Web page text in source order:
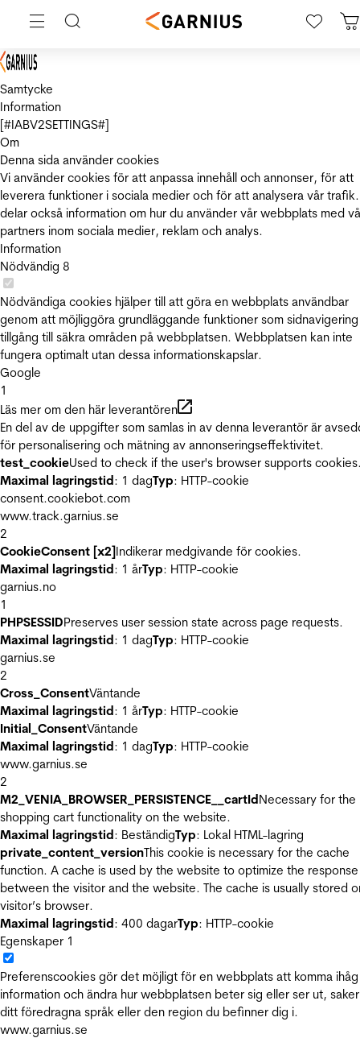
Samtycke
Information
[#IABV2SETTINGS#]
Om
Denna sida använder cookies
Vi använder cookies för att anpassa innehåll och annonser, för att
leverera funktioner i sociala medier och för att analysera vår
delar också information om hur du använder vår webbplats med
partners inom sociala medier, reklam och analys.
Information
Nödvändig 8
Nödvändiga cookies hjälper till att göra en webbplats användbar
genom att möjliggöra grundläggande funktioner som
tillgång till säkra områden på webbplatsen. Webbplatsen kan inte
fungera optimalt utan dessa informationskapslar.
Google
1
Läs mer om den här leverantören
En del av de uppgifter som samlas in av denna leverantör är
för personalisering och mätning av annonseringseffektivitet.
test_cookieUsed to check if the user's browser supports
Maximal lagringstid: 1 dagTyp: HTTP-cookie
consent.cookiebot.com
www.track.garnius.se
2
CookieConsent [x2]Indikerar medgivande för cookies.
Maximal lagringstid: 1 årTyp: HTTP-cookie
garnius.no
1
PHPSESSIDPreserves user session state across page requests.
Maximal lagringstid: 1 dagTyp: HTTP-cookie
garnius.se
2
Cross_ConsentVäntande
Maximal lagringstid: 1 årTyp: HTTP-cookie
Initial_ConsentVäntande
Maximal lagringstid: 1 dagTyp: HTTP-cookie
www.garnius.se
2
M2_VENIA_BROWSER_PERSISTENCE__cartIdNecessary for the
shopping cart functionality on the website.
Maximal lagringstid: BeständigTyp: Lokal HTML-lagring
private_content_versionThis cookie is necessary for the cache
function. A cache is used by the website to optimize the
between the visitor and the website. The cache is usually stored
visitor’s browser.
Maximal lagringstid: 400 dagarTyp: HTTP-cookie
Egenskaper 1
Preferenscookies gör det möjligt för en webbplats att komma ihåg
information och ändra hur webbplatsen beter sig eller ser ut,
ditt föredragna språk eller den region du befinner dig i.
www.garnius.se